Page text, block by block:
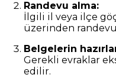
Randevu alma:
İlgili il veya ilçe
üzerinden
Belgelerin
Gerekli evraklar
edilir.